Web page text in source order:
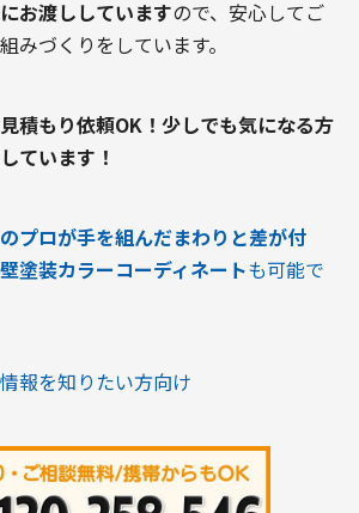
お渡ししていますので、安心してご
みづくりをしています。
積もり依頼OK！ 少しでも気になる方
ています！
プロが手を組んだまわりと差が付
塗装カラーコーディネートも可能で
報を知りたい方向け